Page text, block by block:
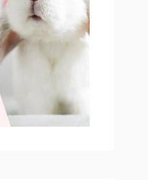
PENSAMOS
FREE, MAS
(PT. 2)